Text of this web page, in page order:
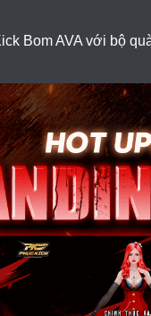
Bom AVA với bộ